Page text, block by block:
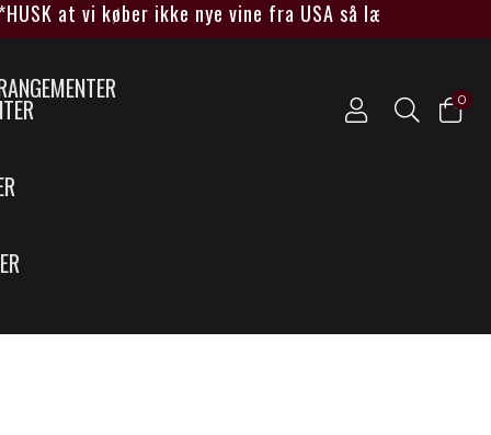
at vi køber ikke nye vine fra USA så længe Trump
0